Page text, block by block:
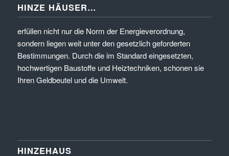
HINZE HÄUSER…
erfüllen nicht nur die Norm der Energieverordnung,
sondern liegen weit unter den gesetzlich geforderten
Bestimmungen. Durch die im Standard eingesetzten,
hochwertigen Baustoffe und Heiztechniken, schonen sie
Ihren Geldbeutel und die Umwelt.
HINZEHAUS